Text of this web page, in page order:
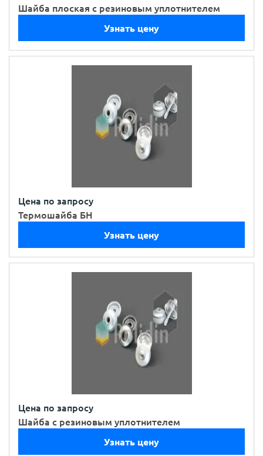
Шайба плоская с резиновым уплотнителем
Узнать цену
Цена по запросу
Термошайба БН
Узнать цену
Цена по запросу
Шайба с резиновым уплотнителем
Узнать цену